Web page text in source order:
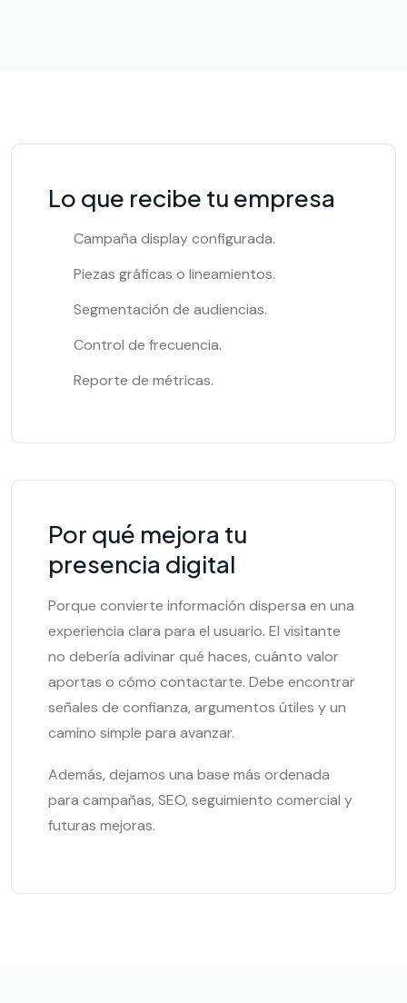
Lo que recibe tu empresa
Campaña display configurada.
Piezas gráficas o lineamientos.
Segmentación de audiencias.
Control de frecuencia.
Reporte de métricas.
Por qué mejora tu
presencia digital
Porque convierte información dispersa en una
experiencia clara para el usuario. El visitante
no debería adivinar qué haces, cuánto valor
aportas o cómo contactarte. Debe encontrar
señales de confianza, argumentos útiles y un
camino simple para avanzar.
Además, dejamos una base más ordenada
para campañas, SEO, seguimiento comercial y
futuras mejoras.